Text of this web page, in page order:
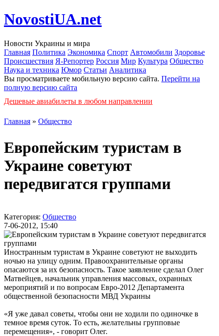
NovostiUA.net
Новости Украины и мира
Главная Политика Экономика Спорт Автомобили Здоровье
Происшествия Я-Репортер Россия Мир Культура Общество
Наука и техника Юмор Статьи Аналитика
Вы просматриваете мобильную версию сайта. Перейти на
полную версию сайта
Дешевые авиабилеты в любом направлении
Главная » Общество
Европейским туристам в
Украине советуют
передвигатся группами
Категория: Общество
7-06-2012, 15:40
Иностранным туристам в Украине советуют не выходить
ночью на улицу одним. Правоохранительные органы
опасаются за их безопасность. Такое заявление сделал Олег
Матвейцев, начальник управления массовых, охранных
мероприятий и по вопросам Евро-2012 Департамента
общественной безопасности МВД Украины
«Я уже давал советы, чтобы они не ходили по одиночке в
темное время суток. То есть, желательны групповые
перемещения», - говорит Олег.